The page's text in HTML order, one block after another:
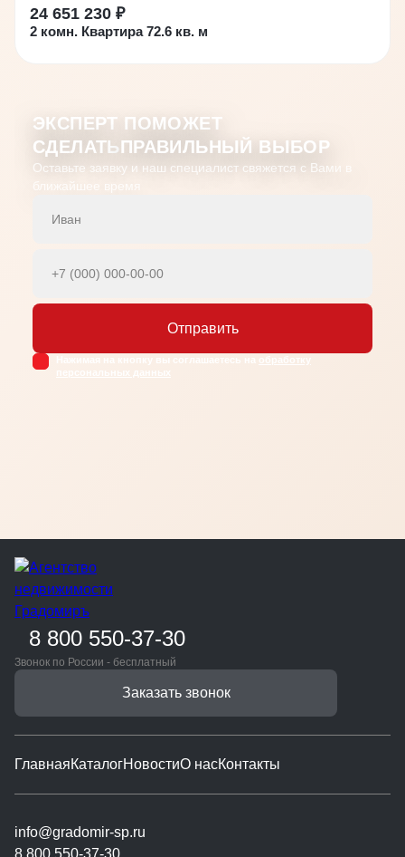
24 651 230 ₽
2 комн. Квартира 72.6 кв. м
ЭКСПЕРТ ПОМОЖЕТ
СДЕЛАТЬПРАВИЛЬНЫЙ ВЫБОР
Оставьте заявку и наш специалист свяжется с Вами в
ближайшее время
Отправить
Нажимая на кнопку вы соглашаетесь на обработку
персональных данных
8 800 550-37-30
Звонок по России - бесплатный
Заказать звонок
ГлавнаяКаталогНовостиО насКонтакты
info@gradomir-sp.ru
8 800 550-37-30